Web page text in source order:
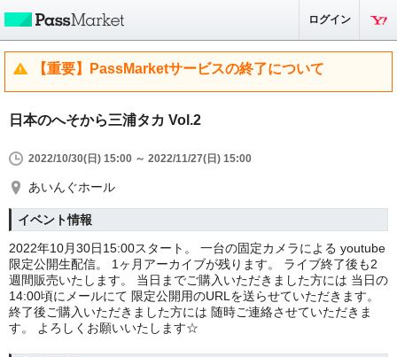
ログイン
【重要】PassMarketサービスの終了について
日本のへそから三浦タカ Vol.2
2022/10/30(日) 15:00 ～ 2022/11/27(日) 15:00
あいんぐホール
イベント情報
2022年10月30日15:00スタート。 一台の固定カメラによる youtube
限定公開生配信。 1ヶ月アーカイブが残ります。 ライブ終了後も2
週間販売いたします。 当日までご購入いただきました方には 当日の
14:00頃にメールにて 限定公開用のURLを送らせていただきます。
終了後ご購入いただきました方には 随時ご連絡させていただきま
す。 よろしくお願いいたします☆